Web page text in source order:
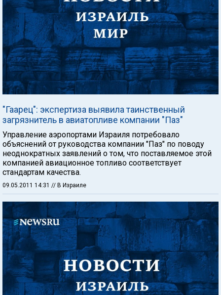
"Гаарец": экспертиза выявила таинственный
загрязнитель в авиатопливе компании "Паз"
Управление аэропортами Израиля потребовало
объяснений от руководства компании "Паз" по поводу
неоднократных заявлений о том, что поставляемое этой
компанией авиационное топливо соответствует
стандартам качества.
09.05.2011 14:31 // В Израиле